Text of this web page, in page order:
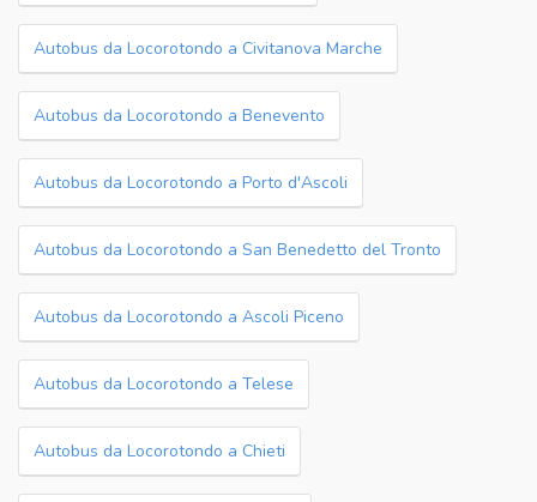
Autobus da Locorotondo a Civitanova Marche
Autobus da Locorotondo a Benevento
Autobus da Locorotondo a Porto d'Ascoli
Autobus da Locorotondo a San Benedetto del Tronto
Autobus da Locorotondo a Ascoli Piceno
Autobus da Locorotondo a Telese
Autobus da Locorotondo a Chieti